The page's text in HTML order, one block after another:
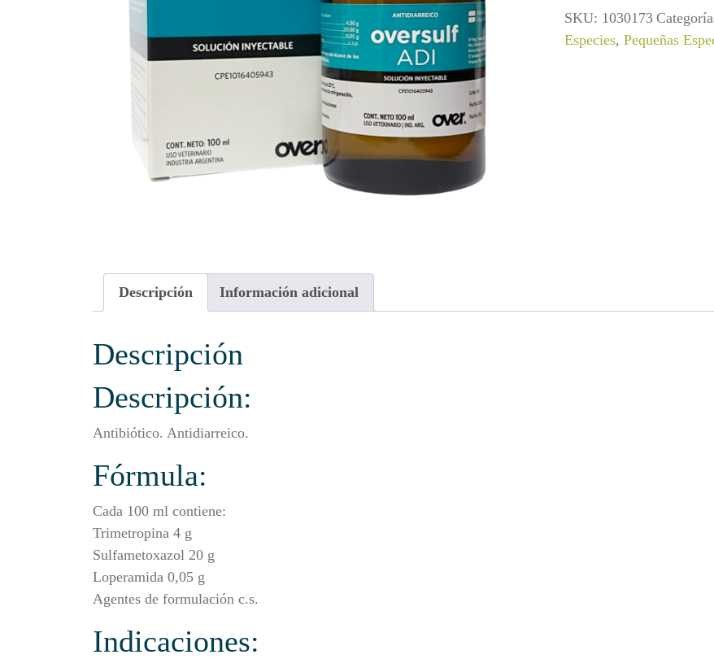
SKU: 1030173
Especies,Pequeñas
Descripción Información adicional
Descripción
Descripción:
Antibiótico. Antidiarreico.
Fórmula:
Cada 100 ml contiene:
Trimetropina 4 g
Sulfametoxazol 20 g
Loperamida 0,05 g
Agentes de formulación c.s.
Indicaciones: